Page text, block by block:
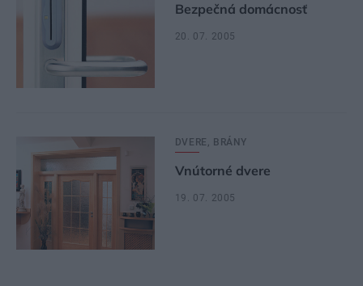
Bezpečná domácnosť
20. 07. 2005
DVERE, BRÁNY
Vnútorné dvere
19. 07. 2005